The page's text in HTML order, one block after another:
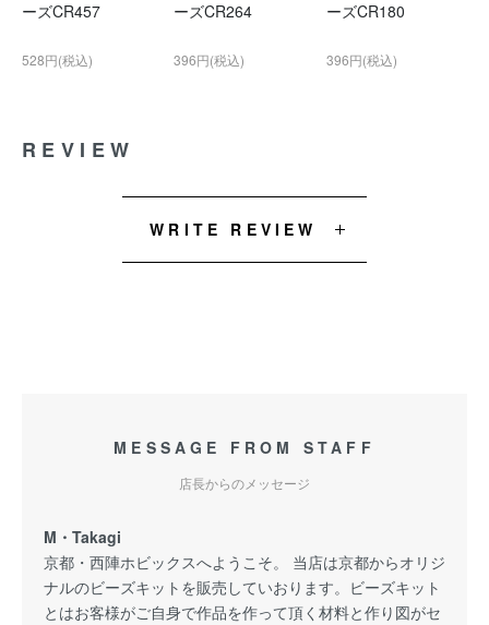
ーズCR457
528円(税込)
ーズCR264
396円(税込)
ーズCR180
396円(税込)
REVIEW
WRITE REVIEW
MESSAGE FROM STAFF
店長からのメッセージ
M・Takagi
京都・西陣ホビックスへようこそ。 当店は京都からオリジ
ナルのビーズキットを販売していおります。ビーズキット
とはお客様がご自身で作品を作って頂く材料と作り図がセ